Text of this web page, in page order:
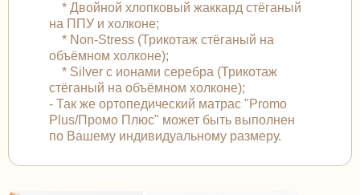
* Двойной хлопковый жаккард стёганый
на ППУ и холконе;
* Non-Stress (Трикотаж стёганый на
объёмном холконе);
* Silver с ионами серебра (Трикотаж
стёганый на объёмном холконе);
- Так же ортопедический матрас "Promo
Plus/Промо Плюс" может быть выполнен
по Вашему индивидуальному размеру.